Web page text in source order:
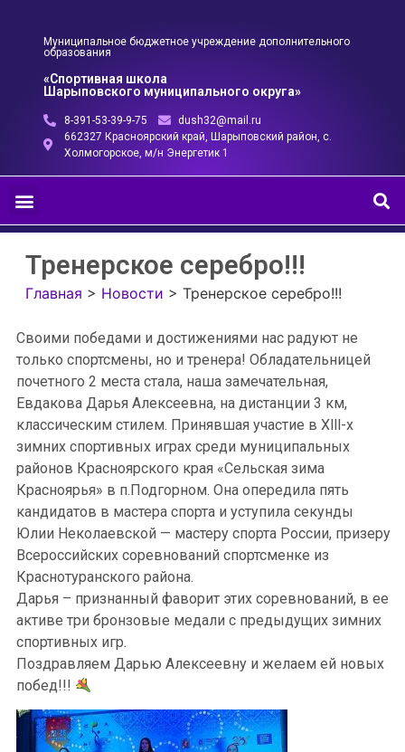
Муниципальное бюджетное учреждение дополнительного
образования
«Спортивная школа
Шарыповского муниципального округа»
8-391-53-39-9-75
dush32@mail.ru
662327 Красноярский край, Шарыповский район, с.
Холмогорское, м/н Энергетик 1
Тренерское серебро!!!
Главная > Новости > Тренерское серебро!!!
Своими победами и достижениями нас радуют не
только спортсмены, но и тренера! Обладательницей
почетного 2 места стала, наша замечательная,
Евдакова Дарья Алексеевна, на дистанции 3 км,
классическим стилем. Принявшая участие в Xlll-х
зимних спортивных играх среди муниципальных
районов Красноярского края «Сельская зима
Красноярья» в п.Подгорном. Она опередила пять
кандидатов в мастера спорта и уступила секунды
Юлии Неколаевской — мастеру спорта России, призеру
Всероссийских соревнований спортсменке из
Краснотуранского района.
Дарья – признанный фаворит этих соревнований, в ее
активе три бронзовые медали с предыдущих зимних
спортивных игр.
Поздравляем Дарью Алексеевну и желаем ей новых
побед!!!